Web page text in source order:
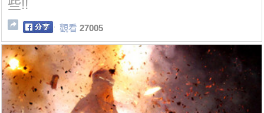
些!!
觀看 27005